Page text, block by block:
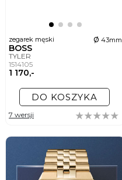
zegarek męski ø 43mm
BOSS
TYLER
1514105
1 170,-
DO KOSZYKA
7 wersji